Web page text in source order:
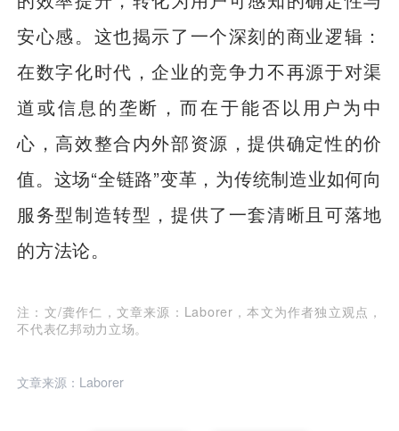
安心感。这也揭示了一个深刻的商业逻辑：
在数字化时代，企业的竞争力不再源于对渠
道或信息的垄断，而在于能否以用户为中
心，高效整合内外部资源，提供确定性的价
值。这场“全链路”变革，为传统制造业如何向
服务型制造转型，提供了一套清晰且可落地
的方法论。
注：文/龚作仁，文章来源：Laborer，本文为作者独立观点，
不代表亿邦动力立场。
文章来源：Laborer